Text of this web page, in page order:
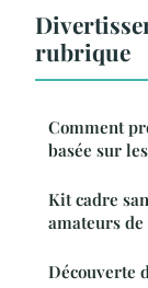
rubrique
Comment
basée sur
Kit cadre
amateurs
Découverte